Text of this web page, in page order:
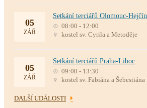
05
ZÁŘ
Setkání terciářů Olomouc-Hejčín
08:00 - 12:00
kostel sv. Cyrila a Metoděje
05
ZÁŘ
Setkání terciářů Praha-Liboc
09:00 - 13:30
kostel sv. Fabiána a Šebestiána
DALŠÍ UDÁLOSTI